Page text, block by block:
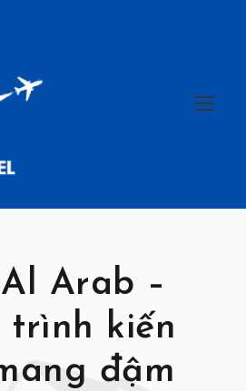
Arab –
trình kiến
đậm